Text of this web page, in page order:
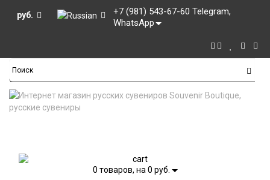
руб.
+7 (981) 543-67-60 Telegram,
WhatsApp
0 товаров, на 0 руб.